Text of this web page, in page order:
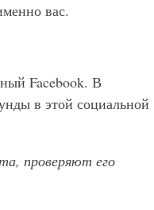
вас.
Facebook. В
в этой социальной
проверяют его